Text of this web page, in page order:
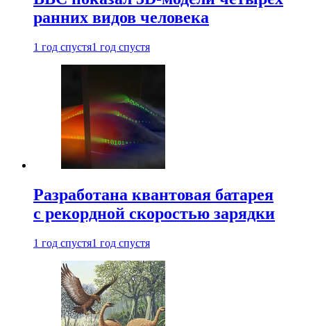
ранних видов человека
1 год спустя1 год спустя
Разработана квантовая батарея
с рекордной скоростью зарядки
1 год спустя1 год спустя